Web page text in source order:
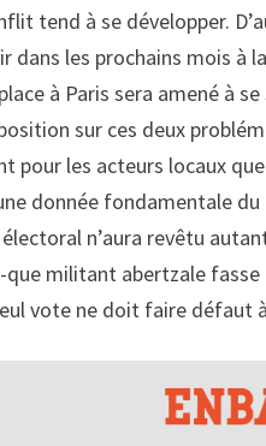
tend à se développer.
dans les prochains mois
à Paris sera amené à
sur ces deux
pour les acteurs locaux
donnée fondamentale
n’aura revêtu
militant abertzale
vote ne doit faire défaut